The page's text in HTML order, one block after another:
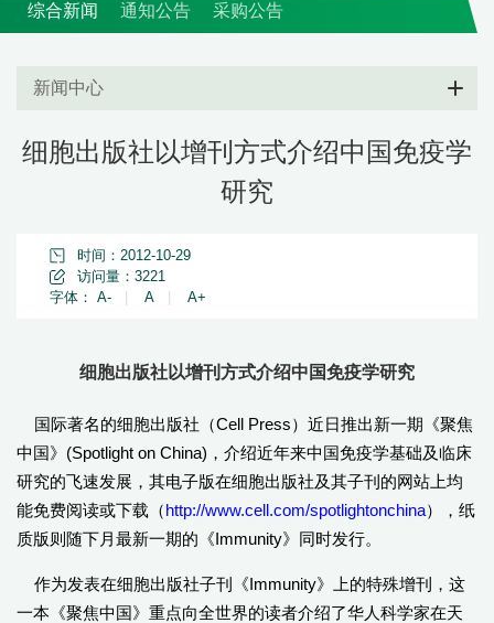
综合新闻 通知公告 采购公告
新闻中心
细胞出版社以增刊方式介绍中国免疫学
研究
时间：2012-10-29
访问量： 3221
字体： A- A A+
细胞出版社以增刊方式介绍中国免疫学研究
国际著名的细胞出版社（Cell Press）近日推出新一期《聚焦
中国》(Spotlight on China)，介绍近年来中国免疫学基础及临床
研究的飞速发展，其电子版在细胞出版社及其子刊的网站上均
能免费阅读或下载（http://www.cell.com/spotlightonchina），纸
质版则随下月最新一期的《Immunity》同时发行。
作为发表在细胞出版社子刊《Immunity》上的特殊增刊，这
一本《聚焦中国》重点向全世界的读者介绍了华人科学家在天